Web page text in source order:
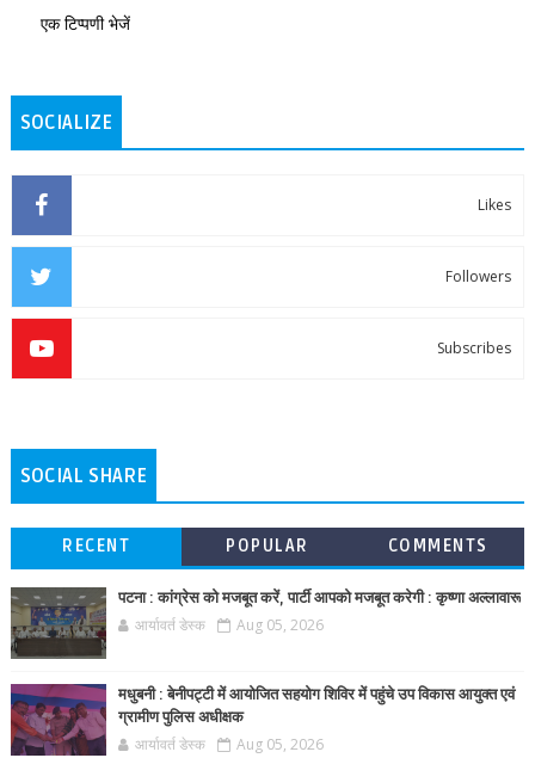
एक टिप्पणी भेजें
SOCIALIZE
Likes
Followers
Subscribes
SOCIAL SHARE
RECENT POPULAR COMMENTS
पटना : कांग्रेस को मजबूत करें, पार्टी आपको मजबूत करेगी : कृष्णा अल्लावारू
आर्यावर्त डेस्क Aug 05, 2026
मधुबनी : बेनीपट्टी में आयोजित सहयोग शिविर में पहुंचे उप विकास आयुक्त एवं
ग्रामीण पुलिस अधीक्षक
आर्यावर्त डेस्क Aug 05, 2026